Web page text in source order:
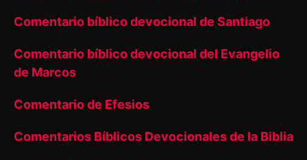
Comentario bíblico devocional de Santiago
Comentario bíblico devocional del Evangelio
de Marcos
Comentario de Efesios
Comentarios Bíblicos Devocionales de la Biblia